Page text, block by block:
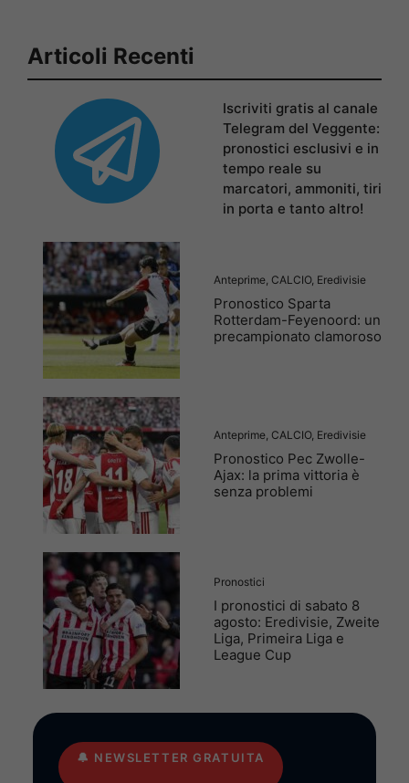
Articoli Recenti
Iscriviti gratis al canale
Telegram del Veggente:
pronostici esclusivi e in
tempo reale su
marcatori, ammoniti, tiri
in porta e tanto altro!
Anteprime CALCIO, Eredivisie
Pronostico Sparta
Rotterdam-Feyenoord: un
precampionato clamoroso
Anteprime CALCIO, Eredivisie
Pronostico Pec Zwolle-
Ajax: la prima vittoria è
senza problemi
Pronostici
I pronostici di sabato 8
agosto: Eredivisie, Zweite
Liga, Primeira Liga e
League Cup
🔔 NEWSLETTER GRATUITA